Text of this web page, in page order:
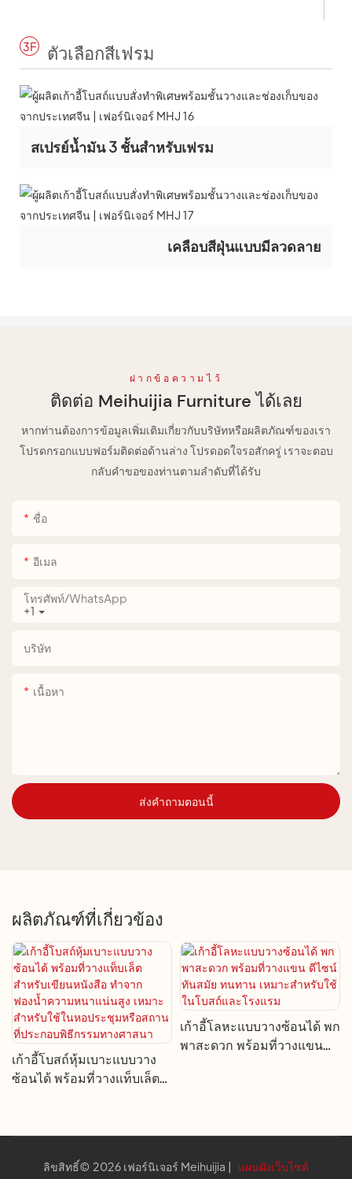
3F ตัวเลือกสีเฟรม
สเปรย์น้ำมัน 3 ชั้นสำหรับเฟรม
เคลือบสีฝุ่นแบบมีลวดลาย
ฝากข้อความไว้
ติดต่อ Meihuijia Furniture ได้เลย
หากท่านต้องการข้อมูลเพิ่มเติมเกี่ยวกับบริษัทหรือผลิตภัณฑ์ของเรา
โปรดกรอกแบบฟอร์มติดต่อด้านล่าง โปรดอดใจรอสักครู่ เราจะตอบ
กลับคำขอของท่านตามลำดับที่ได้รับ
ชื่อ
อีเมล
+1
โทรศัพท์/WhatsApp
บริษัท
เนื้อหา
ส่งคำถามตอนนี้
ผลิตภัณฑ์ที่เกี่ยวข้อง
เก้าอี้โบสถ์หุ้มเบาะแบบวาง
ซ้อนได้ พร้อมที่วางแท็บเล็ต
เหมาะสำหรับใช้ในหอประชุม
ทางศาสนา
เก้าอี้โลหะแบบวางซ้อนได้ พก
พาสะดวก พร้อมที่วางแขน
ลิขสิทธิ์© 2026 เฟอร์นิเจอร์ Meihuijia | แผนผังเว็บไซต์